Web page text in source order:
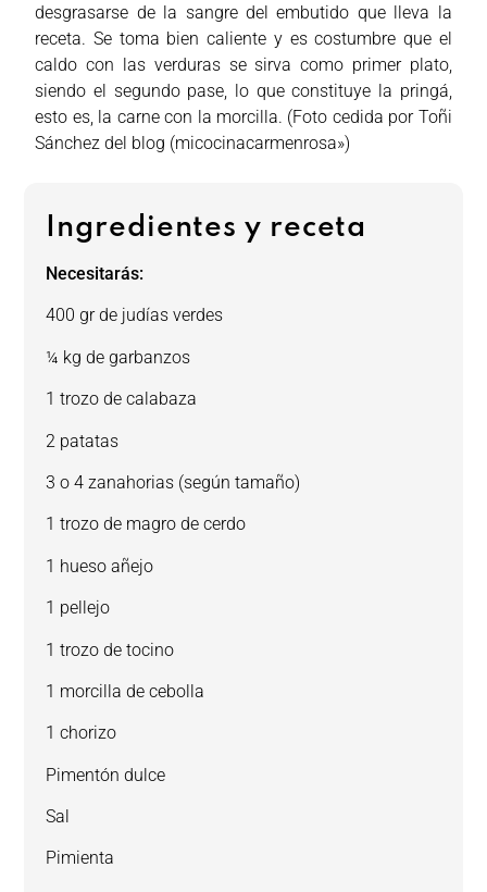
desgrasarse de la sangre del embutido que lleva la
receta. Se toma bien caliente y es costumbre que el
caldo con las verduras se sirva como primer plato,
siendo el segundo pase, lo que constituye la pringá,
esto es, la carne con la morcilla. (Foto cedida por Toñi
Sánchez del blog (micocinacarmenrosa»)
Ingredientes y receta
Necesitarás:
400 gr de judías verdes
¼ kg de garbanzos
1 trozo de calabaza
2 patatas
3 o 4 zanahorias (según tamaño)
1 trozo de magro de cerdo
1 hueso añejo
1 pellejo
1 trozo de tocino
1 morcilla de cebolla
1 chorizo
Pimentón dulce
Sal
Pimienta